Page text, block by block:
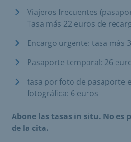
Viajeros frecuentes
Tasa más 22 euros de
Encargo urgente: tasa más
Pasaporte temporal: 26
tasa por foto de pasaporte
fotográfica: 6 euros
Abone las tasas in situ. No es
de la cita.